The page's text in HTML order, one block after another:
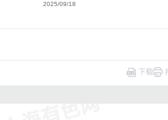
2025/09/18
下载